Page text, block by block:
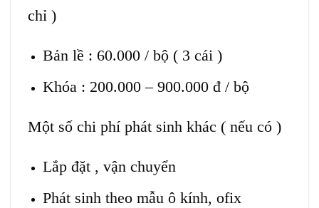
chỉ )
Bản lề : 60.000 / bộ ( 3 cái )
Khóa : 200.000 – 900.000 đ / bộ
Một số chi phí phát sinh khác ( nếu có )
Lắp đặt , vận chuyển
Phát sinh theo mẫu ô kính, ofix